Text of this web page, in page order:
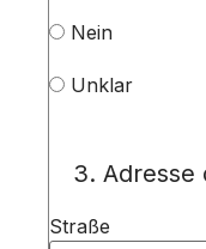
Nein
Unklar
3. Adresse
Straße